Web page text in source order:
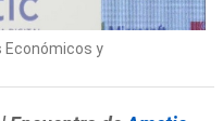
Económicos y